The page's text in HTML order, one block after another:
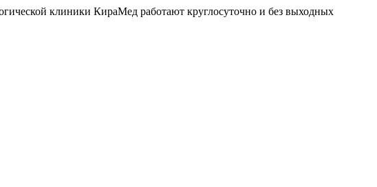
клиники КираМед работают круглосуточно и без выходных